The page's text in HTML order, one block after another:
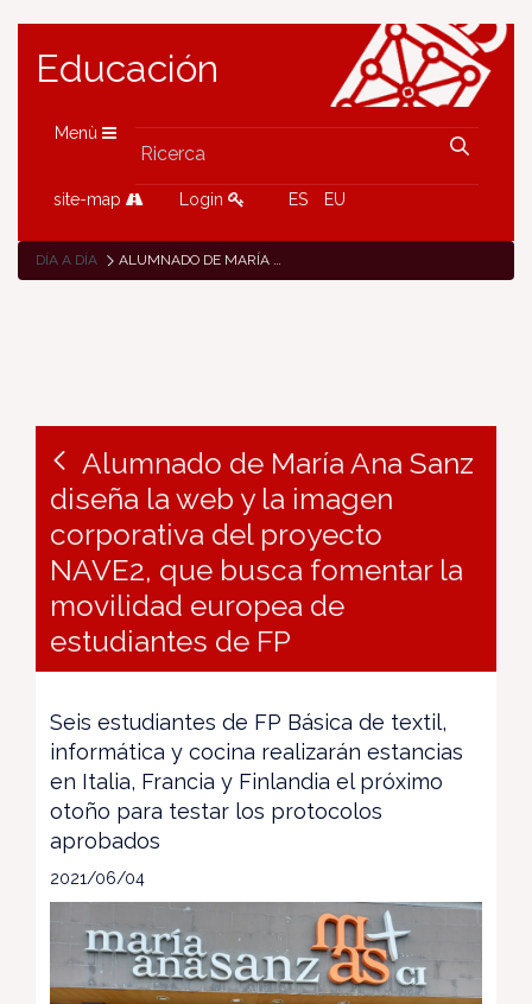
Educación
Menù
site-map Login ES EU
DÍA A DÍA ALUMNADO DE MARÍA ANA SANZ DISEÑA LA WEB Y LA IMAGEN CORPORATIVA DEL PROYECTO NAVE2, QUE BUSCA FOMENTAR LA MOVILIDAD EUROPEA DE ESTUDIANTES DE FP
Alumnado de María Ana Sanz
diseña la web y la imagen
corporativa del proyecto
NAVE2, que busca fomentar la
movilidad europea de
estudiantes de FP
Seis estudiantes de FP Básica de textil,
informática y cocina realizarán estancias
en Italia, Francia y Finlandia el próximo
otoño para testar los protocolos
aprobados
2021/06/04